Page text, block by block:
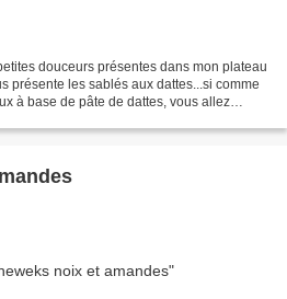
douceurs présentes dans mon plateau
présente les sablés aux dattes...si comme
à base de pâte de dattes, vous allez